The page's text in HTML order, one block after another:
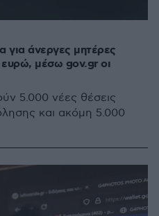
άνεργες μητέρες
ευρώ, μέσω gov.gr οι
5.000 νέες θέσεις
και ακόμη 5.000